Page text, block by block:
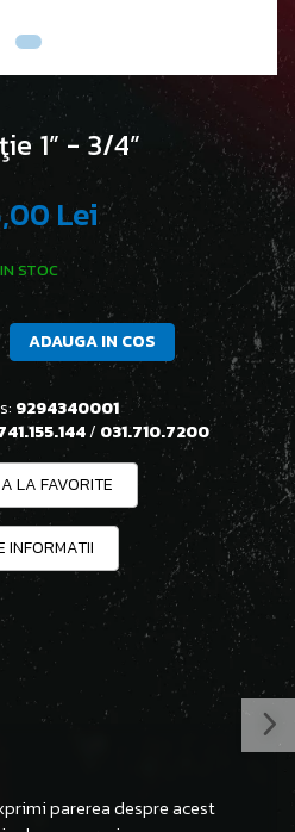
1” - 3/4”
Lei
IN STOC
ADAUGA IN COS
9294340001
/ 031.710.7200
LA FAVORITE
INFORMATII
parerea despre acest